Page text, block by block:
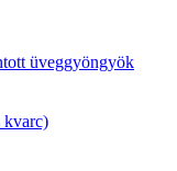
üveggyöngyök
kvarc)